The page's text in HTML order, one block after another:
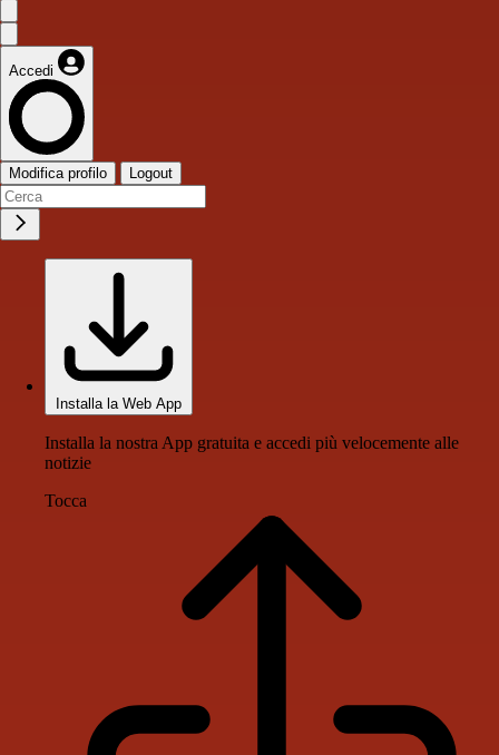
Accedi
Modifica profilo Logout
Installa la Web App
Installa la nostra App gratuita e accedi più velocemente alle
notizie
Tocca